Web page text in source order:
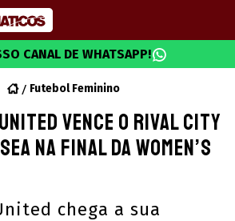
CANAL DE WHATSAPP!
Futebol Feminino
vence o rival City
na final da Women’s
chega a sua